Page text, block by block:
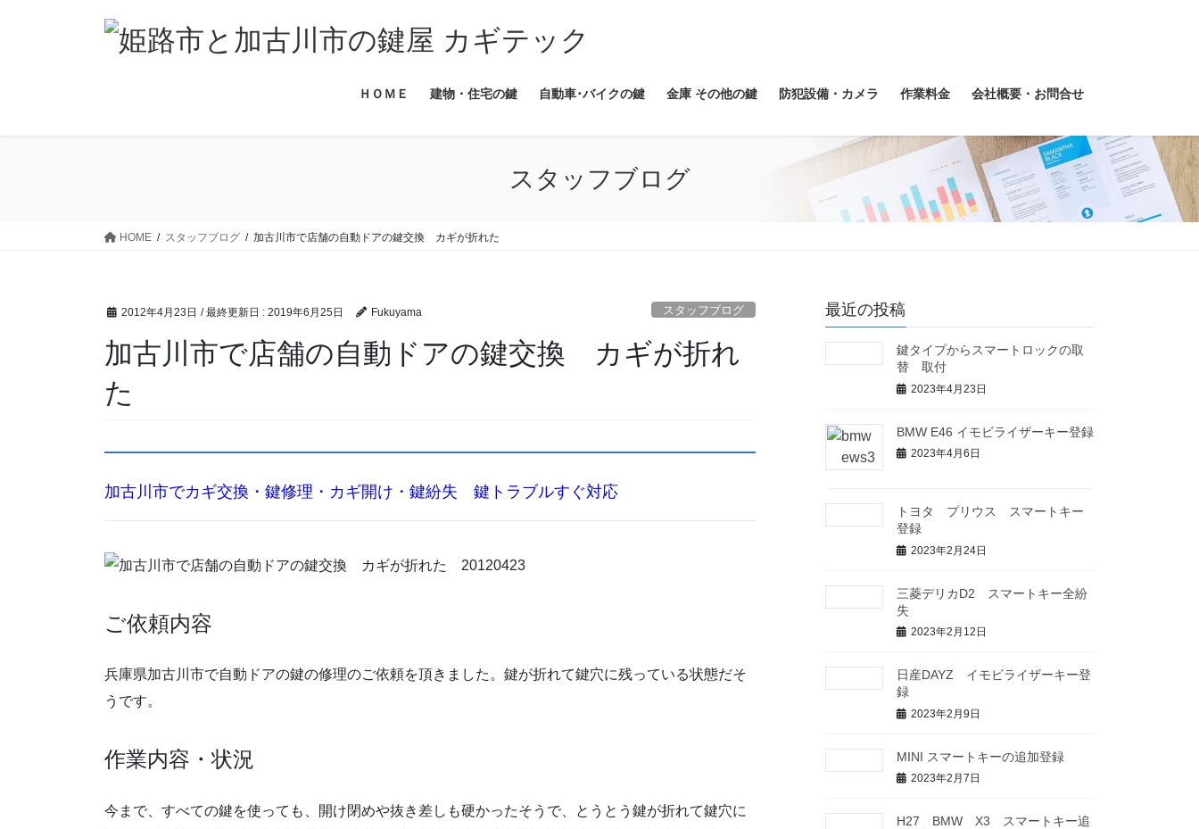
ＨＯＭＥ 建物・住宅の鍵 自動車･バイクの鍵 金庫 その他の鍵 防犯設備・カメラ 作業料金 会社概要・お問合せ
スタッフブログ
HOME スタッフブログ 加古川市で店舗の自動ドアの鍵交換 カギが折れた
2012年4月23日 / 最終更新日 : 2019年6月25日 Fukuyama スタッフブログ
加古川市で店舗の自動ドアの鍵交換 カギが折れ
た
加古川市でカギ交換・鍵修理・カギ開け・鍵紛失 鍵トラブルすぐ対応
ご依頼内容
兵庫県加古川市で自動ドアの鍵の修理のご依頼を頂きました。鍵が折れて鍵穴に残っている状態だそ
うです。
作業内容・状況
今まで、すべての鍵を使っても、開け閉めや抜き差しも硬かったそうで、とうとう鍵が折れて鍵穴に
最近の投稿
鍵タイプからスマートロックの取
替 取付
2023年4月23日
BMW E46 イモビライザーキー登録
2023年4月6日
トヨタ プリウス スマートキー
登録
2023年2月24日
三菱デリカD2 スマートキー全紛
失
2023年2月12日
日産DAYZ イモビライザーキー登
録
2023年2月9日
MINI スマートキーの追加登録
2023年2月7日
H27 BMW X3 スマートキー追